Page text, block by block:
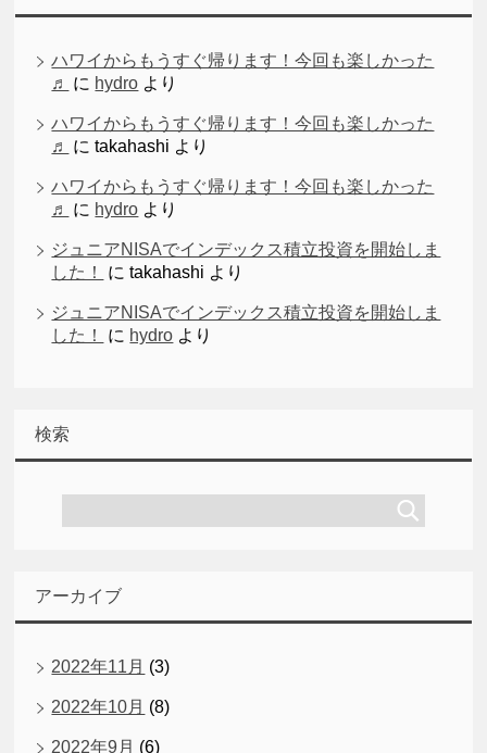
ハワイからもうすぐ帰ります！今回も楽しかった
♬
に hydro より
ハワイからもうすぐ帰ります！今回も楽しかった
♬
にtakahashi より
ハワイからもうすぐ帰ります！今回も楽しかった
♬
に hydro より
ジュニアNISAでインデックス積立投資を開始しま
した！
にtakahashi より
ジュニアNISAでインデックス積立投資を開始しま
した！
に hydro より
検索
アーカイブ
2022年11月 (3)
2022年10月 (8)
2022年9月 (6)